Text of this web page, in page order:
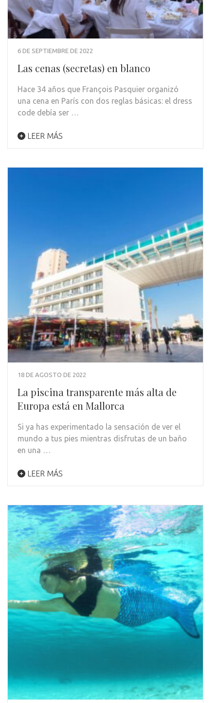
6 DE SEPTIEMBRE DE 2022
Las cenas (secretas) en blanco
Hace 34 años que François Pasquier organizó
una cena en París con dos reglas básicas: el dress
code debía ser …
LEER MÁS
18 DE AGOSTO DE 2022
La piscina transparente más alta de
Europa está en Mallorca
Si ya has experimentado la sensación de ver el
mundo a tus pies mientras disfrutas de un baño
en una …
LEER MÁS